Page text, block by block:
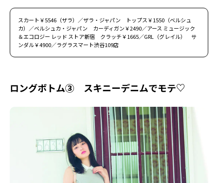
スカート￥5546（ザラ）／ザラ・ジャパン トップス￥1550（ベルシュ
カ）／ベルシュカ・ジャパン カーディガン￥2490／アース ミュージック
＆エコロジー レッド ストア新宿 クラッチ￥1665／GRL（グレイル） サ
ンダル￥4900／ラグラスマート渋谷109店
ロングボトム③ スキニーデニムでモテ♡